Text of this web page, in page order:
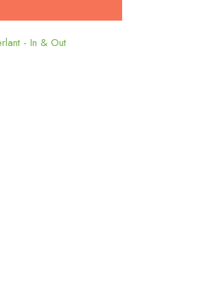
- In & Out